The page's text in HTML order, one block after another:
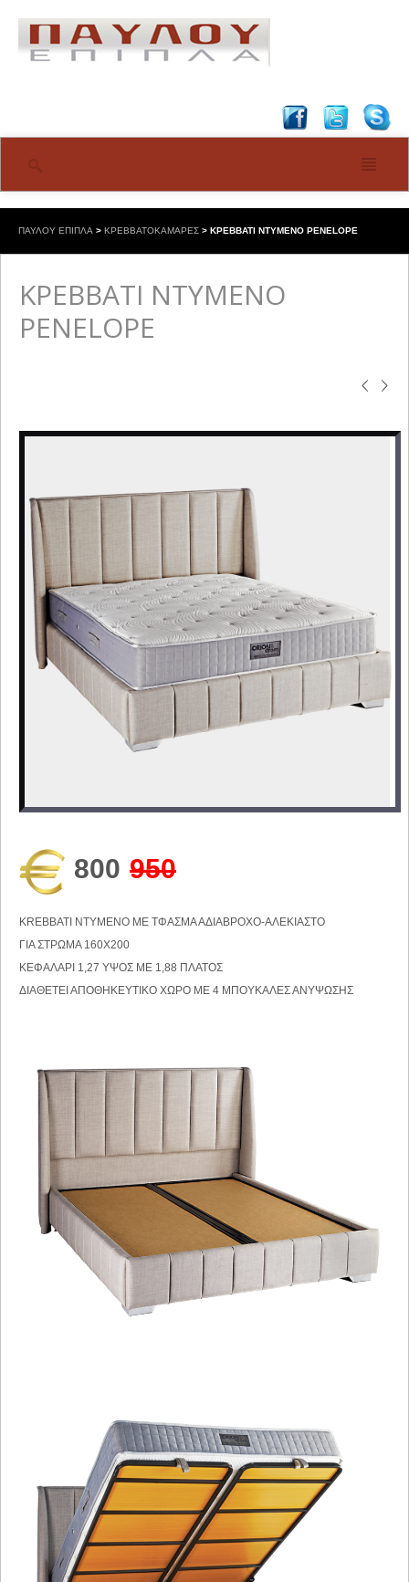
ΠΑΥΛΟΥ ΕΠΙΠΛΑ > ΚΡΕΒΒΑΤΟΚΑΜΑΡΕΣ > ΚΡΕΒΒΑΤΙ ΝΤΥΜΕΝΟ PENELOPE
ΚΡΕΒΒΑΤΙ ΝΤΥΜΕΝΟ
PENELOPE
800 950
KREBBATI NTYMENO ME ΤΦΑΣΜΑ ΑΔΙΑΒΡΟΧΟ-ΑΛΕΚΙΑΣΤΟ
ΓΙΑ ΣΤΡΩΜΑ 160Χ200
ΚΕΦΑΛΑΡΙ 1,27 ΥΨΟΣ ΜΕ 1,88 ΠΛΑΤΟΣ
ΔΙΑΘΕΤΕΙ ΑΠΟΘΗΚΕΥΤΙΚΟ ΧΩΡΟ ΜΕ 4 ΜΠΟΥΚΑΛΕΣ ΑΝΥΨΩΣΗΣ